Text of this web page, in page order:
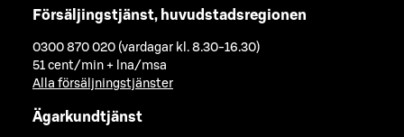
Försäljingstjänst, huvudstadsregionen
0300 870 020 (vardagar kl. 8.30-16.30)
51 cent/min + lna/msa
Alla försäljningstjänster
Ägarkundtjänst